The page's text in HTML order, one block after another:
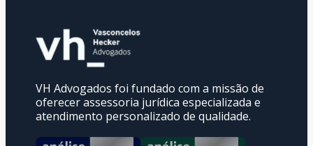
VH Advogados foi fundado com a missão de
oferecer assessoria jurídica especializada e
atendimento personalizado de qualidade.